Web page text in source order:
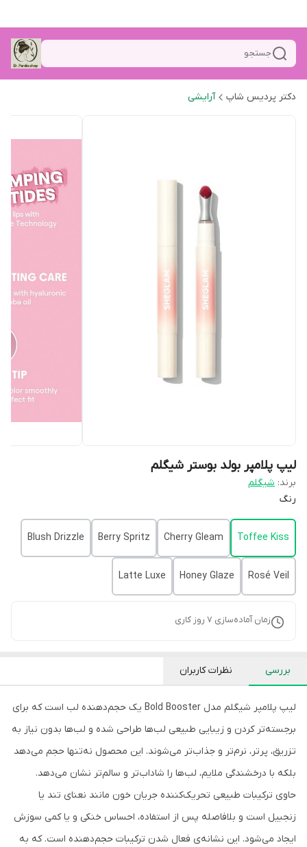
جستجو
دکتر پردیس شاپ آرایشی
لیپ پلامپر بولد بوستر شیگلم
برند: شیگلم
رنگ
Toffee Kiss
Cherry Gleam
Berry Spritz
Blush Drizzle
Rosé Veil
Honey Glaze
Latte Luxe
زمان آماده‌سازی 7 روز کاری
بررسی نظرات کاربران
لیپ پلامپر شیگلم مدل Bold Booster یک حجم‌دهنده‌ لب است که برای
برجسته‌تر کردن و زیبایی طبیعی لب‌ها طراحی شده و لب‌ها بدون نیاز به
تزریق، پرتر، نرم‌تر و جذاب‌تر می‌شوند. این محصول نه‌تنها حجم می‌دهد
بلکه با درخشندگی ملایم، لب‌ها را شاداب‌تر و سالم‌تر نشان می‌دهد.
حاوی ترکیبات طبیعی تحریک‌کننده جریان خون مانند نعنای تند یا
زنجبیل است و بلافاصله پس از استفاده، احساس خنکی و یا کمی سوزش
ایجاد می‌شود. این نشانه‌ی فعال شدن ترکیبات حجم‌دهنده است. که به